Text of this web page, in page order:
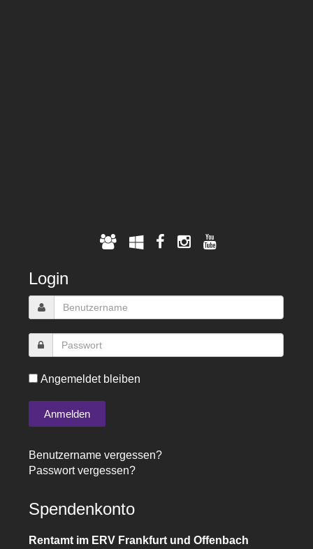
Login
Angemeldet bleiben
Benutzername vergessen?
Passwort vergessen?
Spendenkonto
Rentamt im ERV Frankfurt und Offenbach